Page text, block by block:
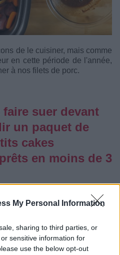
My Personal Information
sharing to third parties, or
sensitive information for
use the below opt-out
de le cuisiner, mais comme
en cette période de l'année,
à nos filets de porc.
suer devant
un paquet de
cakes
en moins de 3